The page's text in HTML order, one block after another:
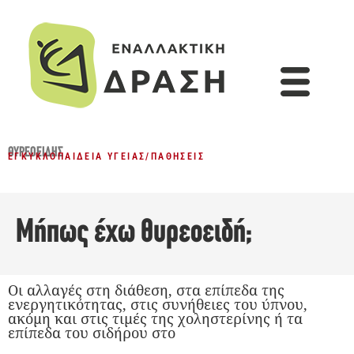
ΘΥΡΕΟΕΙΔΉΣ
ΕΓΚΥΚΛΟΠΑΊΔΕΙΑ ΥΓΕΊΑΣ/ ΠΑΘΉΣΕΙΣ
Μήπως έχω θυρεοειδή;
Οι αλλαγές στη διάθεση, στα επίπεδα της
ενεργητικότητας, στις συνήθειες του ύπνου,
ακόμη και στις τιμές της χοληστερίνης ή τα
επίπεδα του σιδήρου στο